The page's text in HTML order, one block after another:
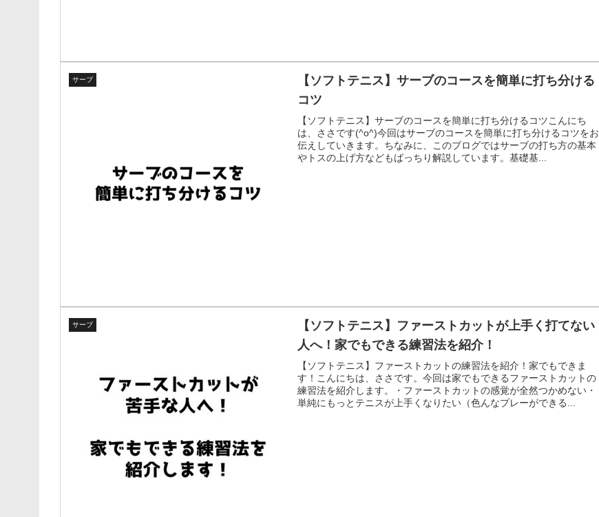
サーブ
【ソフトテニス】サーブのコースを簡単に打ち分ける
コツ
【ソフトテニス】サーブのコースを簡単に打ち分けるコツこんにち
は、ささです(^o^)今回はサーブのコースを簡単に打ち分けるコツをお
伝えしていきます。ちなみに、このブログではサーブの打ち方の基本
やトスの上げ方などもばっちり解説しています。基礎基...
サーブ
【ソフトテニス】ファーストカットが上手く打てない
人へ！家でもできる練習法を紹介！
【ソフトテニス】ファーストカットの練習法を紹介！家でもできま
す！こんにちは、ささです。今回は家でもできるファーストカットの
練習法を紹介します。・ファーストカットの感覚が全然つかめない・
単純にもっとテニスが上手くなりたい（色んなプレーができる...